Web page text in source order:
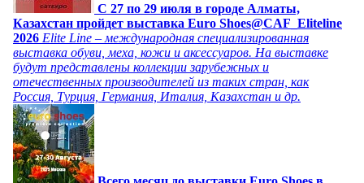
C 27 по 29 июля в городе Алматы,
Казахстан пройдет выставка Euro Shoes@CAF_Eliteline
2026 Elite Line – международная специализированная
выставка обуви, меха, кожи и аксессуаров. На выставке
будут представлены коллекции зарубежных и
отечественных производителей из таких стран, как
Россия, Турция, Германия, Италия, Казахстан и др.